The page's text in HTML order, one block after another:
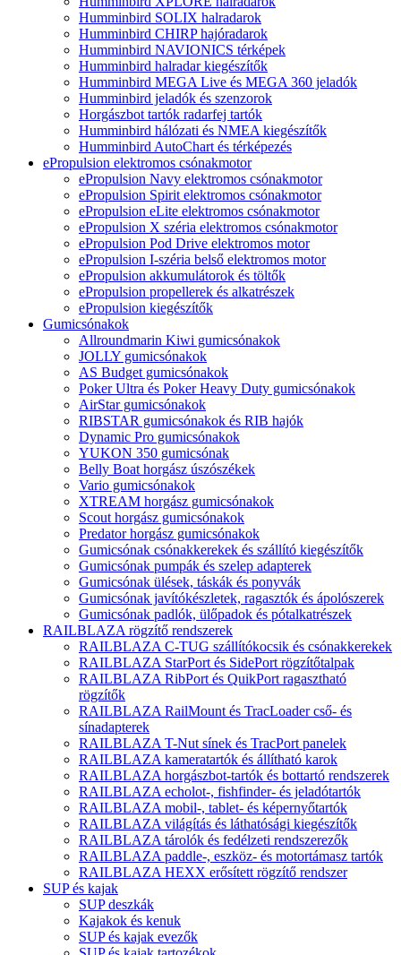
Humminbird SOLIX halradarok
Humminbird CHIRP hajóradarok
Humminbird NAVIONICS térképek
Humminbird halradar kiegészítők
Humminbird MEGA Live és MEGA 360 jeladók
Humminbird jeladók és szenzorok
Horgászbot tartók radarfej tartók
Humminbird hálózati és NMEA kiegészítők
Humminbird AutoChart és térképezés
ePropulsion elektromos csónakmotor
ePropulsion Navy elektromos csónakmotor
ePropulsion Spirit elektromos csónakmotor
ePropulsion eLite elektromos csónakmotor
ePropulsion X széria elektromos csónakmotor
ePropulsion Pod Drive elektromos motor
ePropulsion I-széria belső elektromos motor
ePropulsion akkumulátorok és töltők
ePropulsion propellerek és alkatrészek
ePropulsion kiegészítők
Gumicsónakok
Allroundmarin Kiwi gumicsónakok
JOLLY gumicsónakok
AS Budget gumicsónakok
Poker Ultra és Poker Heavy Duty gumicsónakok
AirStar gumicsónakok
RIBSTAR gumicsónakok és RIB hajók
Dynamic Pro gumicsónakok
YUKON 350 gumicsónak
Belly Boat horgász úszószékek
Vario gumicsónakok
XTREAM horgász gumicsónakok
Scout horgász gumicsónakok
Predator horgász gumicsónakok
Gumicsónak csónakkerekek és szállító kiegészítők
Gumicsónak pumpák és szelep adapterek
Gumicsónak ülések, táskák és ponyvák
Gumicsónak javítókészletek, ragasztók és ápolószerek
Gumicsónak padlók, ülőpadok és pótalkatrészek
RAILBLAZA rögzítő rendszerek
RAILBLAZA C-TUG szállítókocsik és csónakkerekek
RAILBLAZA StarPort és SidePort rögzítőtalpak
RAILBLAZA RibPort és QuikPort ragasztható
rögzítők
RAILBLAZA RailMount és TracLoader cső- és
sínadapterek
RAILBLAZA T-Nut sínek és TracPort panelek
RAILBLAZA kameratartók és állítható karok
RAILBLAZA horgászbot-tartók és bottartó rendszerek
RAILBLAZA echolot-, fishfinder- és jeladótartók
RAILBLAZA mobil-, tablet- és képernyőtartók
RAILBLAZA világítás és láthatósági kiegészítők
RAILBLAZA tárolók és fedélzeti rendszerezők
RAILBLAZA paddle-, eszköz- és motortámasz tartók
RAILBLAZA HEXX erősített rögzítő rendszer
SUP és kajak
SUP deszkák
Kajakok és kenuk
SUP és kajak evezők